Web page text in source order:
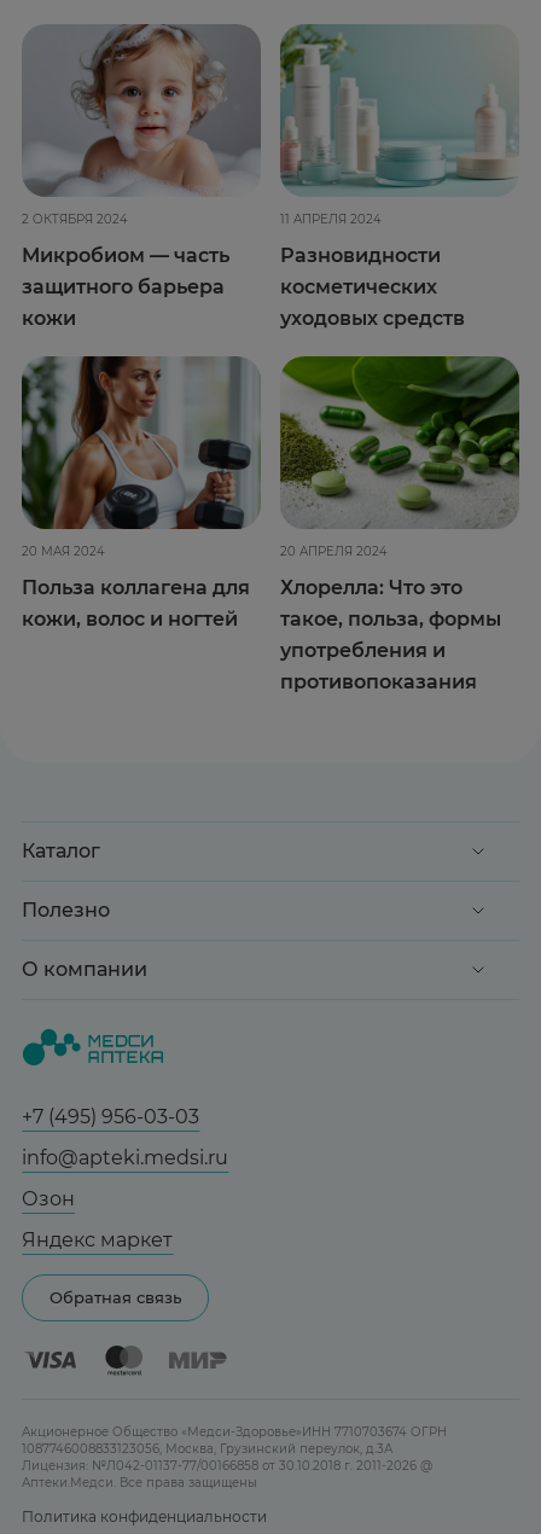
2 ОКТЯБРЯ 2024
Микробиом — часть
защитного барьера
кожи
11 АПРЕЛЯ 2024
Разновидности
косметических
уходовых средств
20 МАЯ 2024
Польза коллагена для
кожи, волос и ногтей
20 АПРЕЛЯ 2024
Хлорелла: Что это
такое, польза, формы
употребления и
противопоказания
Каталог
Акции
Здоровье
Медицинские товары
Мама и малыш
Тревога и стресс
Здоровый сон
Женская гигиена
Бренды
Полезно
Доставка и оплата
Статьи и новости
Справочник болезней
Гарантии
Сотрудничество
Реклама на сайте
Карта сайта
О компании
Все аптеки
Отзывы
Лицензия
+7 (495) 956-03-03
info@apteki.medsi.ru
Озон
Яндекс маркет
Обратная связь
Акционерное Общество «Медси-Здоровье»ИНН 7710703674 ОГРН
1087746008833123056, Москва, Грузинский переулок, д.3А
Лицензия: №Л042-01137-77/00166858 от 30.10.2018 г. 2011-2026 @
Аптеки.Медси. Все права защищены
Политика конфиденциальности